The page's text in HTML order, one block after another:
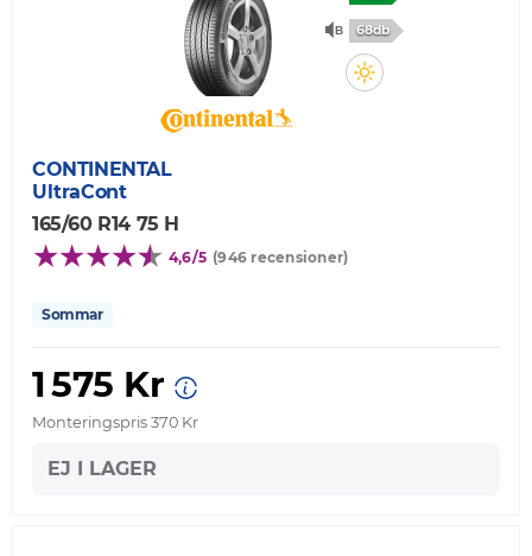
68db
CONTINENTAL
UltraCont
165/60 R14 75 H
4,6/5 (946 recensioner)
Sommar
1 575 Kr
Monteringspris 370 Kr
EJ I LAGER